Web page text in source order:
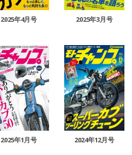
2025年4月号 2025年3月号
2025年1月号 2024年12月号